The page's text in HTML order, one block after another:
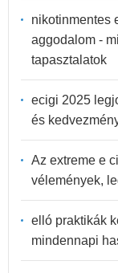
nikotinmentes
aggodalom -
tapasztalatok
ecigi 2025
és
Az extreme e
vélemények,
elló praktikák
mindennapi